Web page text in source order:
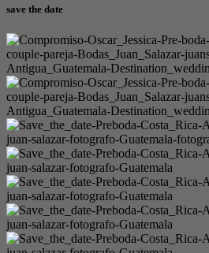
save the date